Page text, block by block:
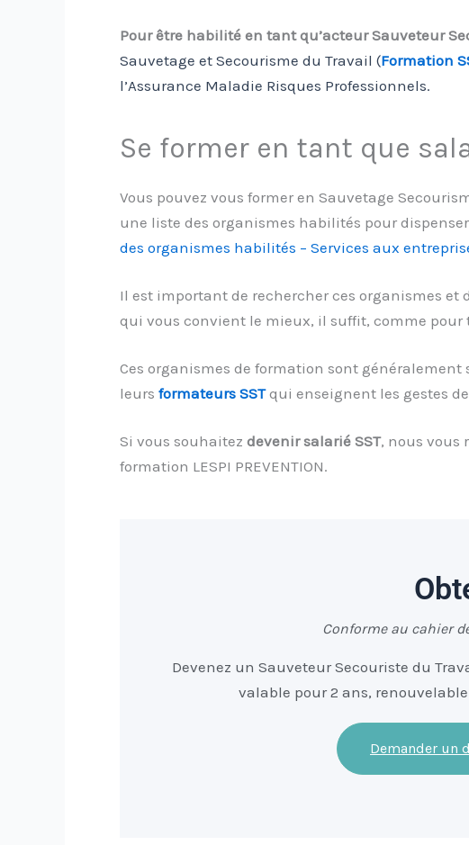
Pour être habilité en tant qu’acteur Sauveteur
Sauvetage et Secourisme du Travail (Formation
l’Assurance Maladie Risques Professionnels.
Se former en tant que
Vous pouvez vous former en Sauvetage
une liste des organismes habilités pour
des organismes habilités – Services aux
Il est important de rechercher ces organismes et
qui vous convient le mieux, il suffit, comme pour
Ces organismes de formation sont
leurs formateurs SSTqui enseignent les gestes
Si vous souhaitez devenir salarié SST, nous vous
formation LESPI PREVENTION.
Conforme au cahier
Devenez un Sauveteur Secouriste du
valable pour 2 ans,
Demander un